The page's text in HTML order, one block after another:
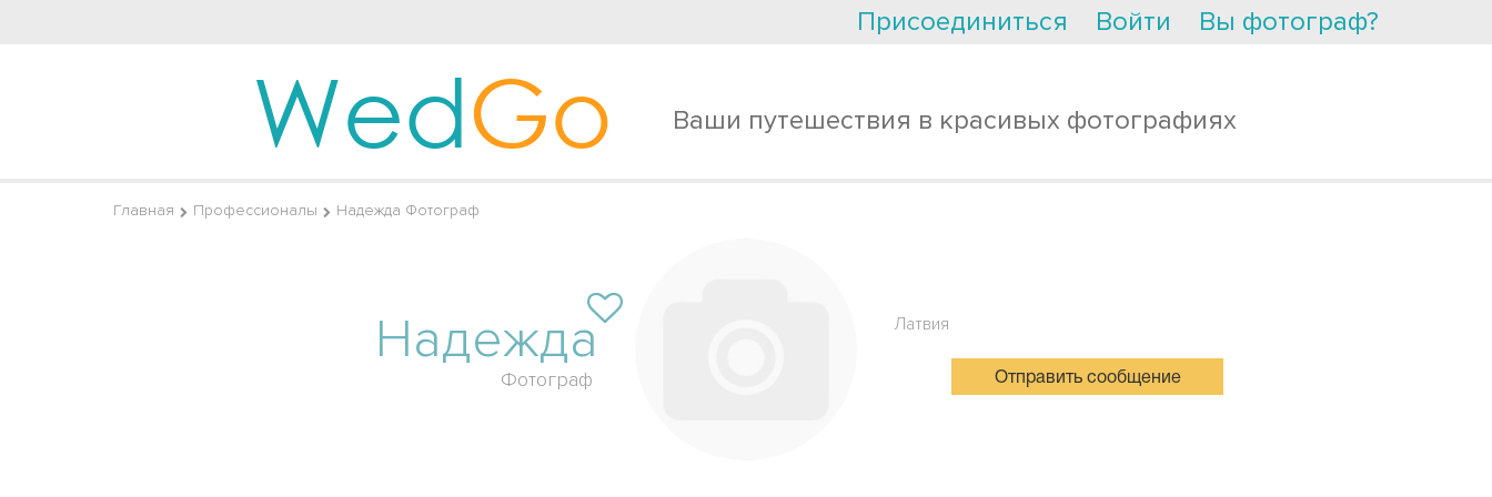
Присоединиться Войти Вы фотограф?
WedGo Ваши путешествия в красивых фотографиях
Главная Профессионалы Надежда Фотограф
Надежда
Фотограф
Латвия
Отправить сообщение